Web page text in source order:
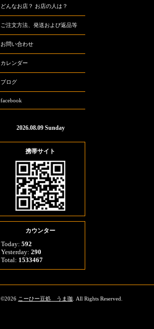
どんなお店？ お店の人は？
ご注文方法、発送および返品等
お問い合わせ
カレンダー
ブログ
facebook
2026.08.09 Sunday
携帯サイト
カウンター
Today: 592
Yesterday: 290
Total: 1533467
©2026 こーひー豆処 うま珈 . All Rights Reserved.